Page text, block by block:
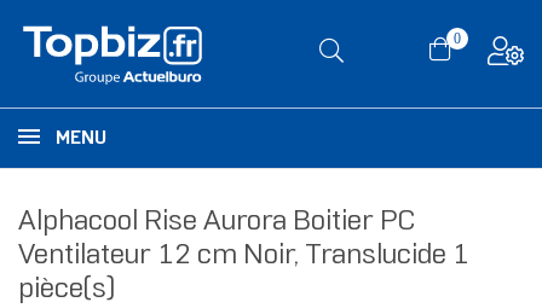
0
MENU
Alphacool Rise Aurora Boitier PC
Ventilateur 12 cm Noir, Translucide 1
pièce(s)